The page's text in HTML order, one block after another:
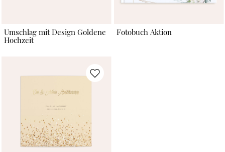
Umschlag mit Design Goldene
Hochzeit
Fotobuch Aktion